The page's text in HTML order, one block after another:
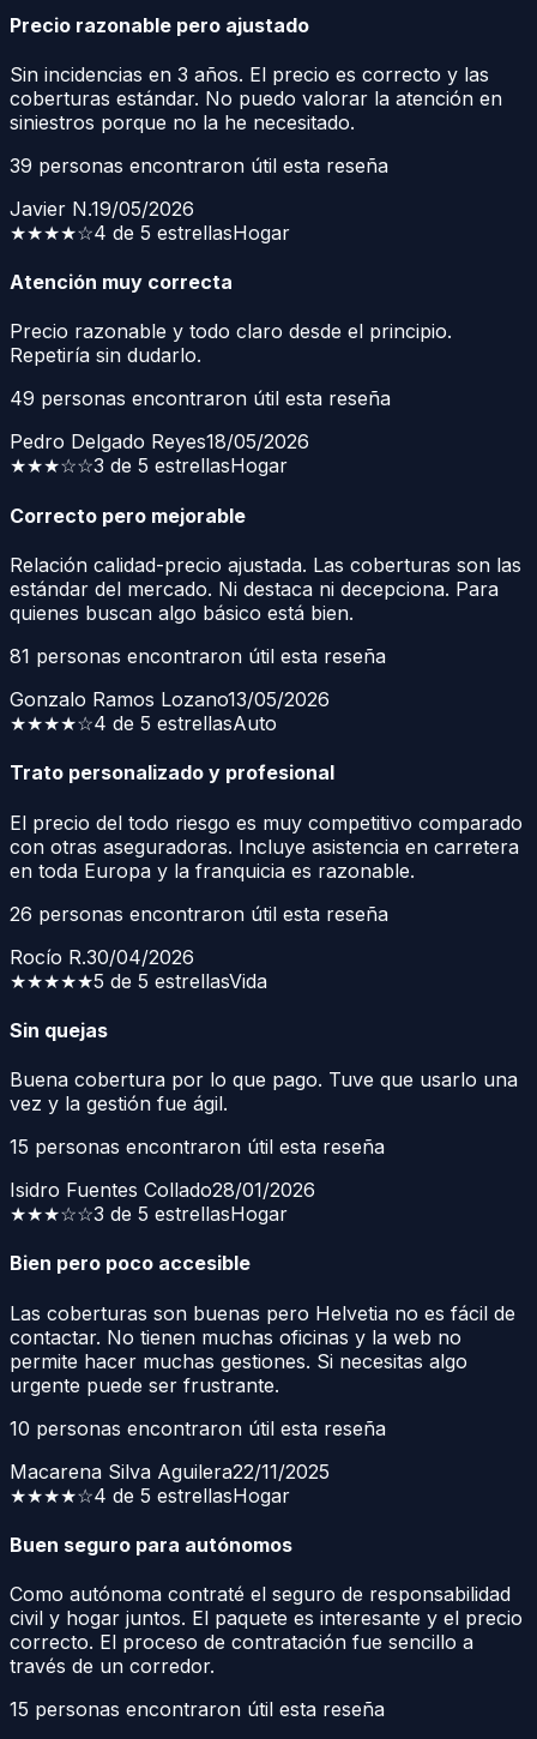
Precio razonable pero ajustado
Sin incidencias en 3 años. El precio es correcto y las
coberturas estándar. No puedo valorar la atención en
siniestros porque no la he necesitado.
39 personas encontraron útil esta reseña
Javier N.19/05/2026
★★★★☆4 de 5 estrellasHogar
Atención muy correcta
Precio razonable y todo claro desde el principio.
Repetiría sin dudarlo.
49 personas encontraron útil esta reseña
Pedro Delgado Reyes18/05/2026
★★★☆☆3 de 5 estrellasHogar
Correcto pero mejorable
Relación calidad-precio ajustada. Las coberturas son las
estándar del mercado. Ni destaca ni decepciona. Para
quienes buscan algo básico está bien.
81 personas encontraron útil esta reseña
Gonzalo Ramos Lozano13/05/2026
★★★★☆4 de 5 estrellasAuto
Trato personalizado y profesional
El precio del todo riesgo es muy competitivo comparado
con otras aseguradoras. Incluye asistencia en carretera
en toda Europa y la franquicia es razonable.
26 personas encontraron útil esta reseña
Rocío R.30/04/2026
★★★★★5 de 5 estrellasVida
Sin quejas
Buena cobertura por lo que pago. Tuve que usarlo una
vez y la gestión fue ágil.
15 personas encontraron útil esta reseña
Isidro Fuentes Collado28/01/2026
★★★☆☆3 de 5 estrellasHogar
Bien pero poco accesible
Las coberturas son buenas pero Helvetia no es fácil de
contactar. No tienen muchas oficinas y la web no
permite hacer muchas gestiones. Si necesitas algo
urgente puede ser frustrante.
10 personas encontraron útil esta reseña
Macarena Silva Aguilera22/11/2025
★★★★☆4 de 5 estrellasHogar
Buen seguro para autónomos
Como autónoma contraté el seguro de responsabilidad
civil y hogar juntos. El paquete es interesante y el precio
correcto. El proceso de contratación fue sencillo a
través de un corredor.
15 personas encontraron útil esta reseña